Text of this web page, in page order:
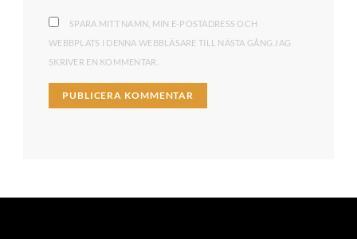
SPARA MITT NAMN, MIN E-POSTADRESS OCH
WEBBPLATS I DENNA WEBBLÄSARE TILL NÄSTA GÅNG JAG
SKRIVER EN KOMMENTAR.